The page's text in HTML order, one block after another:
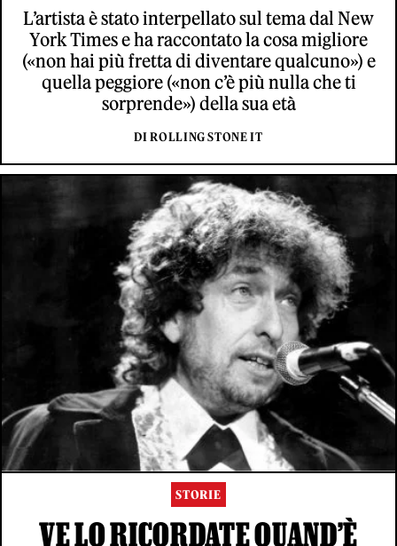
L’artista è stato interpellato sul tema dal New
York Times e ha raccontato la cosa migliore
(«non hai più fretta di diventare qualcuno») e
quella peggiore («non c’è più nulla che ti
sorprende») della sua età
DI ROLLING STONE IT
STORIE
VE LO RICORDATE QUAND’È